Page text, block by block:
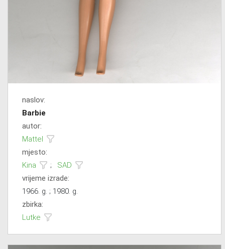
naslov:
Barbie
autor:
Mattel
mjesto:
Kina
;
SAD
vrijeme izrade:
1966. g. ; 1980. g.
zbirka:
Lutke